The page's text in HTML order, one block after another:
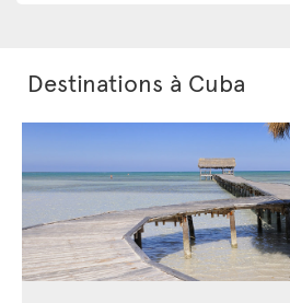
Destinations à Cuba